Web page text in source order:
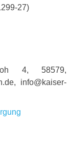
27)
4, 58579,
info@kaiser-